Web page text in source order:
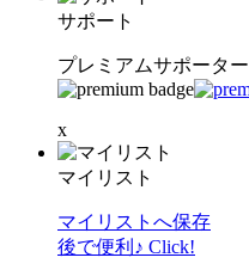
サポート
プレミアムサポーター
x
マイリスト
マイリストへ保存
後で便利♪ Click!